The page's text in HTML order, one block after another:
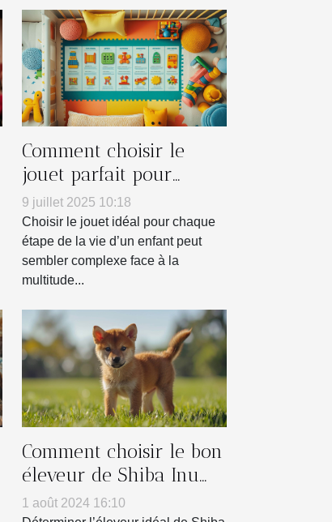
Comment choisir le
jouet parfait pour
chaque âge ?
9 juillet 2025 10:18
Choisir le jouet idéal pour chaque
étape de la vie d’un enfant peut
sembler complexe face à la
multitude...
Comment choisir le bon
éleveur de Shiba Inu
pour vous
1 août 2024 16:10